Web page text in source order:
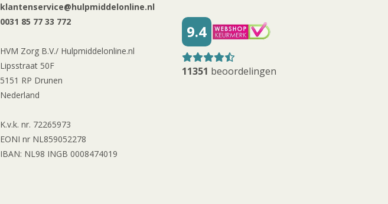
klantenservice@hulpmiddelonline.nl
0031 85 77 33 772
HVM Zorg B.V./ Hulpmiddelonline.nl
Lipsstraat 50F
5151 RP Drunen
Nederland
K.v.k. nr. 72265973
EONI nr NL859052278
IBAN: NL98 INGB 0008474019
9.4
11351 beoordelingen